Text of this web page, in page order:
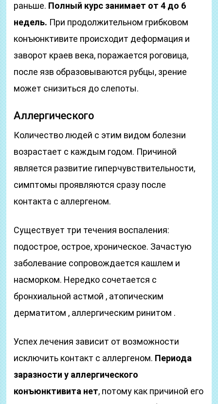
раньше. Полный курс занимает от 4 до 6
недель. При продолжительном грибковом
конъюнктивите происходит деформация и
заворот краев века, поражается роговица,
после язв образовываются рубцы, зрение
может снизиться до слепоты.
Аллергического
Количество людей с этим видом болезни
возрастает с каждым годом. Причиной
является развитие гиперчувствительности,
симптомы проявляются сразу после
контакта с аллергеном.
Существует три течения воспаления:
подострое, острое, хроническое. Зачастую
заболевание сопровождается кашлем и
насморком. Нередко сочетается с
бронхиальной астмой , атопическим
дерматитом , аллергическим ринитом .
Успех лечения зависит от возможности
исключить контакт с аллергеном. Периода
заразности у аллергического
конъюнктивита нет, потому как причиной его